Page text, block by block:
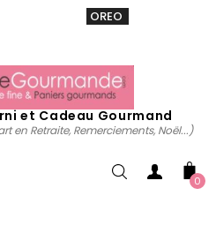
OREO
et Cadeau Gourmand
en Retraite, Remerciements, Noël...)
0